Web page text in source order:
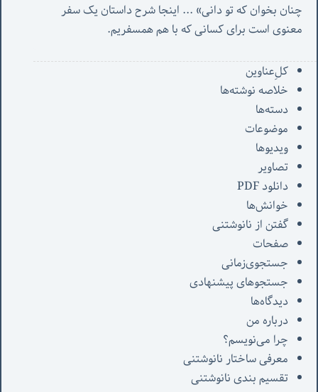
چنان بخوان که تو دانی» ...
معنوی است برای کسانی که با هم همسفریم.
کل‌ِعناوین
خلاصه نوشته‌ها
دسته‌ها
موضوعات
ویدیوها
تصاویر
دانلود PDF
خوانش‌ها
گفتن از نانوشتنی
صفحات
جستجوی‌زمانی
جستجوهای پیشنهادی
دیدگاه‌ها
درباره من
چرا می‌نویسم؟
معرفی‌ ساختار نانوشتنی
تقسیم بندی نانوشتنی